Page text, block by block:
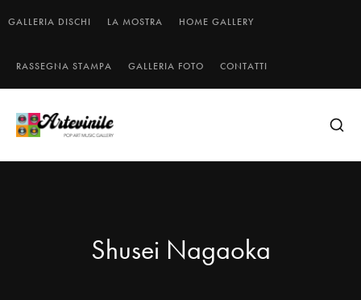
GALLERIA DISCHI LA MOSTRA HOME GALLERY
RASSEGNA STAMPA GALLERIA FOTO CONTATTI
Shusei Nagaoka